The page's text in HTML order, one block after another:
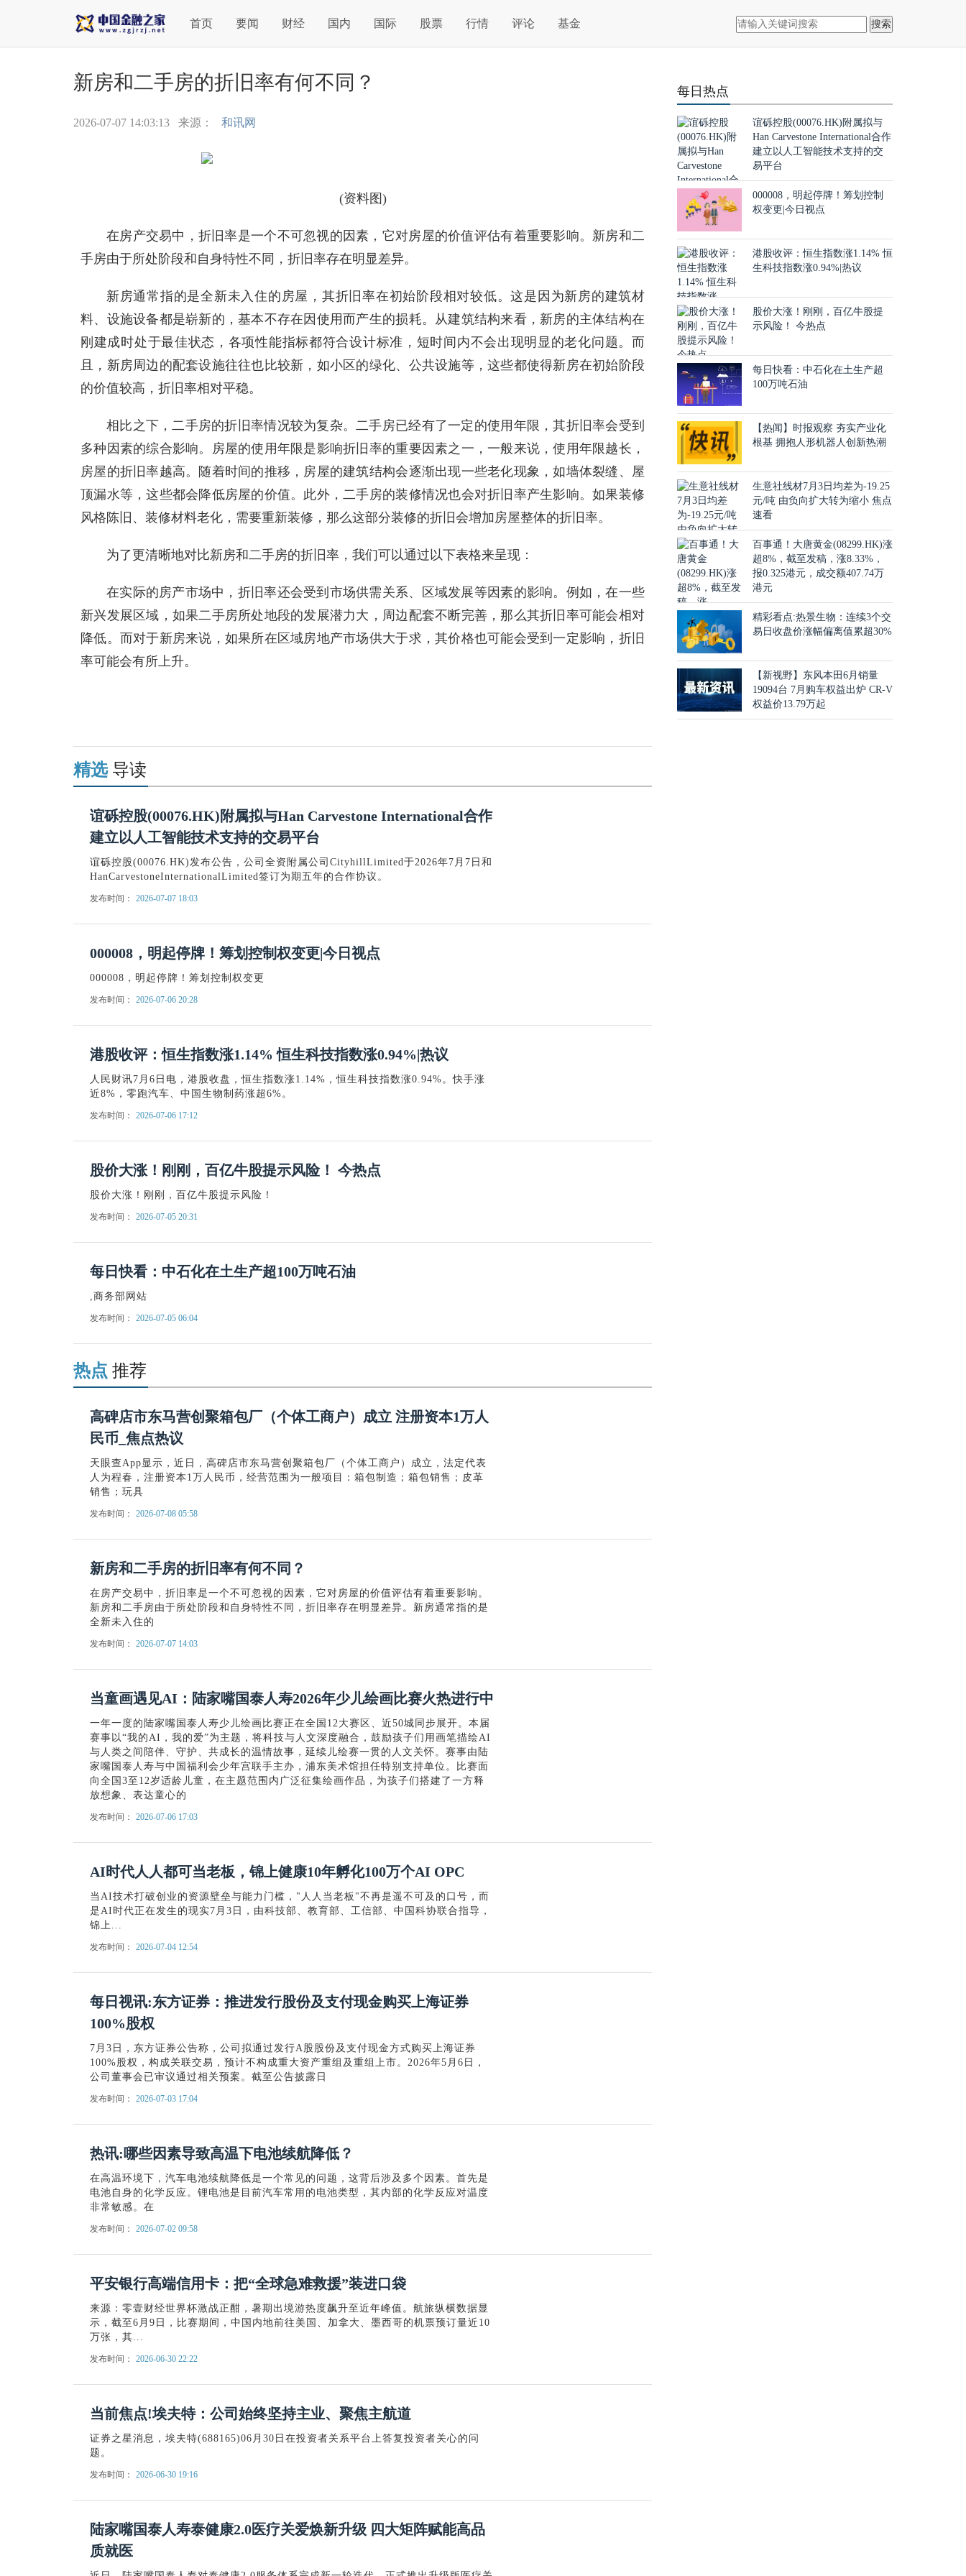
首页 要闻 财经 国内 国际 股票 行情 评论 基金 搜索
新房和二手房的折旧率有何不同？
2026-07-07 14:03:13 来源： 和讯网
(资料图)
在房产交易中，折旧率是一个不可忽视的因素，它对房屋的价值评估有着重要影响。新房和二
手房由于所处阶段和自身特性不同，折旧率存在明显差异。
新房通常指的是全新未入住的房屋，其折旧率在初始阶段相对较低。这是因为新房的建筑材
料、设施设备都是崭新的，基本不存在因使用而产生的损耗。从建筑结构来看，新房的主体结构在
刚建成时处于最佳状态，各项性能指标都符合设计标准，短时间内不会出现明显的老化问题。而
且，新房周边的配套设施往往也比较新，如小区的绿化、公共设施等，这些都使得新房在初始阶段
的价值较高，折旧率相对平稳。
相比之下，二手房的折旧率情况较为复杂。二手房已经有了一定的使用年限，其折旧率会受到
多种因素的综合影响。房屋的使用年限是影响折旧率的重要因素之一，一般来说，使用年限越长，
房屋的折旧率越高。随着时间的推移，房屋的建筑结构会逐渐出现一些老化现象，如墙体裂缝、屋
顶漏水等，这些都会降低房屋的价值。此外，二手房的装修情况也会对折旧率产生影响。如果装修
风格陈旧、装修材料老化，需要重新装修，那么这部分装修的折旧会增加房屋整体的折旧率。
为了更清晰地对比新房和二手房的折旧率，我们可以通过以下表格来呈现：
在实际的房产市场中，折旧率还会受到市场供需关系、区域发展等因素的影响。例如，在一些
新兴发展区域，如果二手房所处地段的发展潜力大，周边配套不断完善，那么其折旧率可能会相对
降低。而对于新房来说，如果所在区域房地产市场供大于求，其价格也可能会受到一定影响，折旧
率可能会有所上升。
精选导读
谊砾控股(00076.HK)附属拟与Han Carvestone International合作
建立以人工智能技术支持的交易平台
谊砾控股(00076.HK)发布公告，公司全资附属公司CityhillLimited于2026年7月7日和
HanCarvestoneInternationalLimited签订为期五年的合作协议。
发布时间： 2026-07-07 18:03
000008，明起停牌！筹划控制权变更|今日视点
000008，明起停牌！筹划控制权变更
发布时间： 2026-07-06 20:28
港股收评：恒生指数涨1.14% 恒生科技指数涨0.94%|热议
人民财讯7月6日电，港股收盘，恒生指数涨1.14%，恒生科技指数涨0.94%。快手涨
近8%，零跑汽车、中国生物制药涨超6%。
发布时间： 2026-07-06 17:12
股价大涨！刚刚，百亿牛股提示风险！ 今热点
股价大涨！刚刚，百亿牛股提示风险！
发布时间： 2026-07-05 20:31
每日快看：中石化在土生产超100万吨石油
,商务部网站
发布时间： 2026-07-05 06:04
热点 推荐
高碑店市东马营创聚箱包厂（个体工商户）成立 注册资本1万人
民币_焦点热议
天眼查App显示，近日，高碑店市东马营创聚箱包厂（个体工商户）成立，法定代表
人为程春，注册资本1万人民币，经营范围为一般项目：箱包制造；箱包销售；皮革
销售；玩具
发布时间： 2026-07-08 05:58
新房和二手房的折旧率有何不同？
在房产交易中，折旧率是一个不可忽视的因素，它对房屋的价值评估有着重要影响。
新房和二手房由于所处阶段和自身特性不同，折旧率存在明显差异。新房通常指的是
全新未入住的
发布时间： 2026-07-07 14:03
当童画遇见AI：陆家嘴国泰人寿2026年少儿绘画比赛火热进行中
一年一度的陆家嘴国泰人寿少儿绘画比赛正在全国12大赛区、近50城同步展开。本届
赛事以“我的AI，我的爱”为主题，将科技与人文深度融合，鼓励孩子们用画笔描绘AI
与人类之间陪伴、守护、共成长的温情故事，延续儿绘赛一贯的人文关怀。赛事由陆
家嘴国泰人寿与中国福利会少年宫联手主办，浦东美术馆担任特别支持单位。比赛面
向全国3至12岁适龄儿童，在主题范围内广泛征集绘画作品，为孩子们搭建了一方释
放想象、表达童心的
发布时间： 2026-07-06 17:03
AI时代人人都可当老板，锦上健康10年孵化100万个AI OPC
当AI技术打破创业的资源壁垒与能力门槛，"人人当老板"不再是遥不可及的口号，而
是AI时代正在发生的现实7月3日，由科技部、教育部、工信部、中国科协联合指导，
锦上...
发布时间： 2026-07-04 12:54
每日视讯:东方证券：推进发行股份及支付现金购买上海证券
100%股权
7月3日，东方证券公告称，公司拟通过发行A股股份及支付现金方式购买上海证券
100%股权，构成关联交易，预计不构成重大资产重组及重组上市。2026年5月6日，
公司董事会已审议通过相关预案。截至公告披露日
发布时间： 2026-07-03 17:04
热讯:哪些因素导致高温下电池续航降低？
在高温环境下，汽车电池续航降低是一个常见的问题，这背后涉及多个因素。首先是
电池自身的化学反应。锂电池是目前汽车常用的电池类型，其内部的化学反应对温度
非常敏感。在
发布时间： 2026-07-02 09:58
平安银行高端信用卡：把“全球急难救援”装进口袋
来源：零壹财经世界杯激战正酣，暑期出境游热度飙升至近年峰值。航旅纵横数据显
示，截至6月9日，比赛期间，中国内地前往美国、加拿大、墨西哥的机票预订量近10
万张，其...
发布时间： 2026-06-30 22:22
当前焦点!埃夫特：公司始终坚持主业、聚焦主航道
证券之星消息，埃夫特(688165)06月30日在投资者关系平台上答复投资者关心的问
题。
发布时间： 2026-06-30 19:16
陆家嘴国泰人寿泰健康2.0医疗关爱焕新升级 四大矩阵赋能高品
质就医
每日热点
谊砾控股(00076.HK)附属拟与
Han Carvestone International合作
建立以人工智能技术支持的交
易平台
000008，明起停牌！筹划控制
权变更|今日视点
港股收评：恒生指数涨1.14% 恒
生科技指数涨0.94%|热议
股价大涨！刚刚，百亿牛股提
示风险！ 今热点
每日快看：中石化在土生产超
100万吨石油
【热闻】时报观察 夯实产业化
根基 拥抱人形机器人创新热潮
生意社线材7月3日均差为-19.25
元/吨 由负向扩大转为缩小 焦点
速看
百事通！大唐黄金(08299.HK)涨
超8%，截至发稿，涨8.33%，
报0.325港元，成交额407.74万
港元
精彩看点:热景生物：连续3个交
易日收盘价涨幅偏离值累超30%
【新视野】东风本田6月销量
19094台 7月购车权益出炉 CR-V
权益价13.79万起